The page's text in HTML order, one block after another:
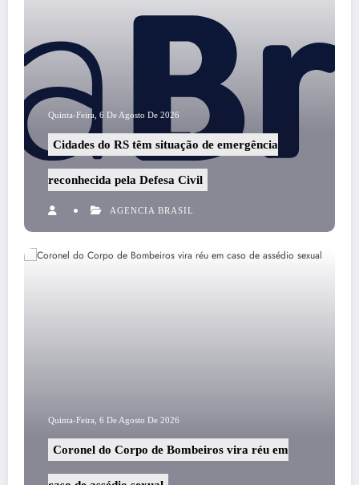
Quinta-Feira, 6 De Agosto De 2026
Cidades do RS têm situação de emergência
reconhecida pela Defesa Civil
AGENCIA BRASIL
Quinta-Feira, 6 De Agosto De 2026
Coronel do Corpo de Bombeiros vira réu em